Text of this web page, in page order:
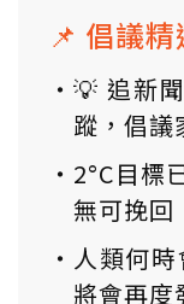
📌 倡議
💡 追新
蹤，倡議
2°C目標
無可挽回
人類何
將會再度